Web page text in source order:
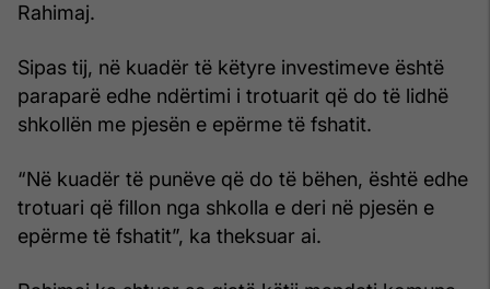
Rahimaj.
Sipas tij, në kuadër të këtyre investimeve është
paraparë edhe ndërtimi i trotuarit që do të lidhë
shkollën me pjesën e epërme të fshatit.
“Në kuadër të punëve që do të bëhen, është edhe
trotuari që fillon nga shkolla e deri në pjesën e
epërme të fshatit”, ka theksuar ai.